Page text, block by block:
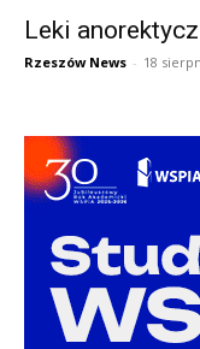
Leki
Rzeszów News - 18